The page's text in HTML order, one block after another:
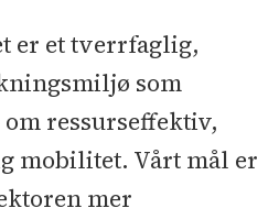
er et tverrfaglig,
som
ressurseffektiv,
mobilitet. Vårt mål er
mer